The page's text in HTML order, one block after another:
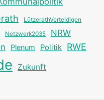
LützerathVerteidigen
Netzwerk2035 NRW
Plenum Politik RWE
Zukunft